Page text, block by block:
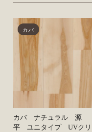
カバ
カバ ナチュラル 源
平 ユニタイプ UVクリ